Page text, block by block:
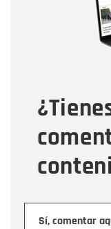
Sí, comentar
Tipo de
Mensaje